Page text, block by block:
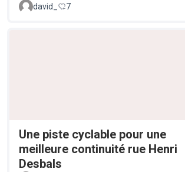
david_ 7
Une piste cyclable pour une
meilleure continuité rue Henri
Desbals